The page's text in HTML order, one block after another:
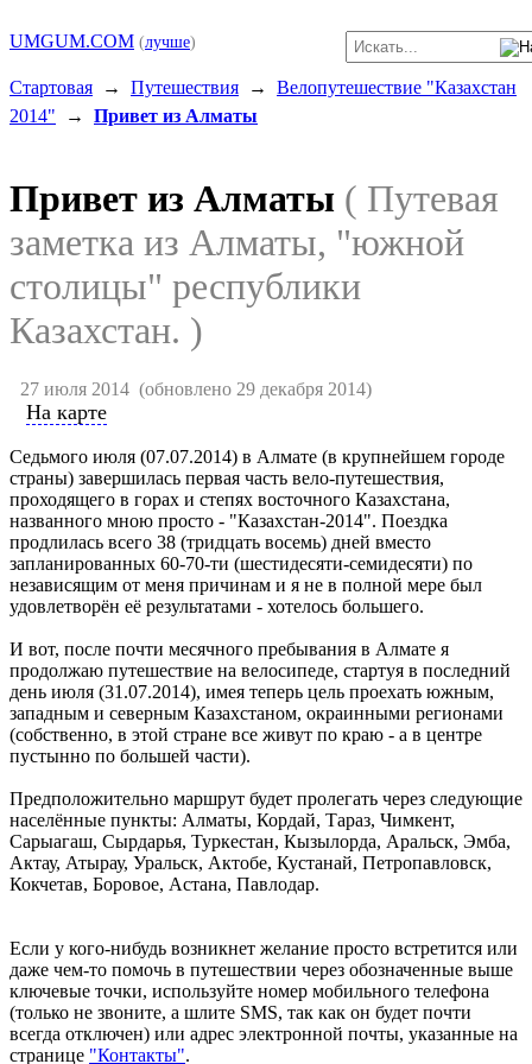
UMGUM.COM (лучше)
Стартовая → Путешествия → Велопутешествие "Казахстан
2014" → Привет из Алматы
Привет из Алматы ( Путевая
заметка из Алматы, "южной
столицы" республики
Казахстан. )
27 июля 2014(обновлено 29 декабря 2014)
На карте
Седьмого июля (07.07.2014) в Алмате (в крупнейшем городе
страны) завершилась первая часть вело-путешествия,
проходящего в горах и степях восточного Казахстана,
названного мною просто - "Казахстан-2014". Поездка
продлилась всего 38 (тридцать восемь) дней вместо
запланированных 60-70-ти (шестидесяти-семидесяти) по
независящим от меня причинам и я не в полной мере был
удовлетворён её результатами - хотелось большего.
И вот, после почти месячного пребывания в Алмате я
продолжаю путешествие на велосипеде, стартуя в последний
день июля (31.07.2014), имея теперь цель проехать южным,
западным и северным Казахстаном, окраинными регионами
(собственно, в этой стране все живут по краю - а в центре
пустынно по большей части).
Предположительно маршрут будет пролегать через следующие
населённые пункты: Алматы, Кордай, Тараз, Чимкент,
Сарыагаш, Сырдарья, Туркестан, Кызылорда, Аральск, Эмба,
Актау, Атырау, Уральск, Актобе, Кустанай, Петропавловск,
Кокчетав, Боровое, Астана, Павлодар.
Если у кого-нибудь возникнет желание просто встретится или
даже чем-то помочь в путешествии через обозначенные выше
ключевые точки, используйте номер мобильного телефона
(только не звоните, а шлите SMS, так как он будет почти
всегда отключен) или адрес электронной почты, указанные на
странице "Контакты".